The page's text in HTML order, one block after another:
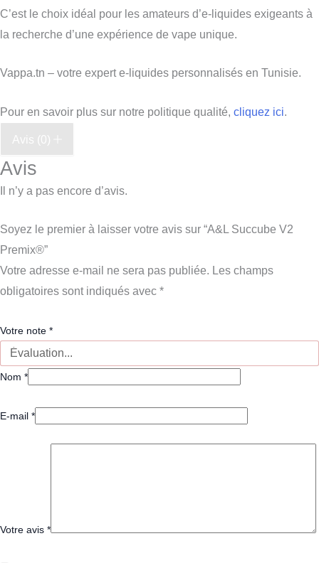
C’est le choix idéal pour les amateurs d’e-liquides exigeants à
la recherche d’une expérience de vape unique.
Vappa.tn – votre expert e-liquides personnalisés en Tunisie.
Pour en savoir plus sur notre politique qualité, cliquez ici.
Avis (0)
Avis
Il n’y a pas encore d’avis.
Soyez le premier à laisser votre avis sur “A&L Succube V2
Premix®”
Votre adresse e-mail ne sera pas publiée. Les champs
obligatoires sont indiqués avec *
Votre note *
Nom *
E-mail *
Votre avis *